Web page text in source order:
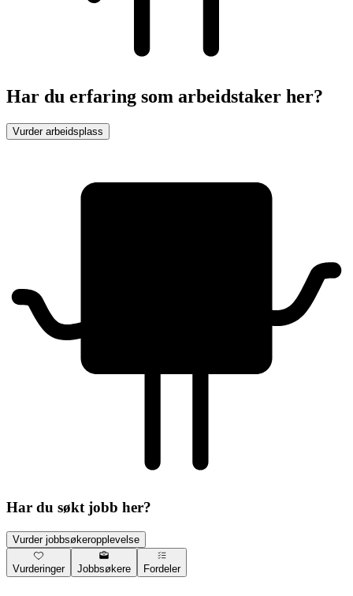
Har du erfaring som arbeidstaker her?
Vurder arbeidsplass
Har du søkt jobb her?
Vurder jobbsøkeropplevelse
Vurderinger Jobbsøkere Fordeler